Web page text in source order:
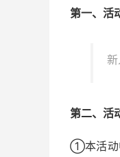
第一、活
新
第二、活
①本活动